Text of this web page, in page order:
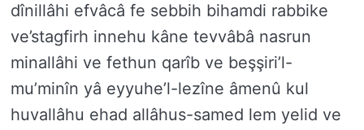
dînillâhi efvâcâ fe sebbih bihamdi rabbike
ve’stagfirh innehu kâne tevvâbâ nasrun
minallâhi ve fethun qarîb ve beşşiri’l-
mu’minîn yâ eyyuhe’l-lezîne âmenû kul
huvallâhu ehad allâhus-samed lem yelid ve